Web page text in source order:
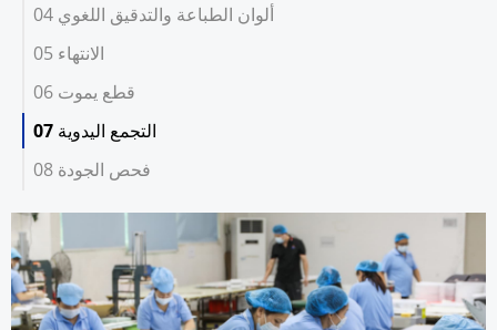
04 ألوان الطباعة والتدقيق اللغوي
05 الانتهاء
06 قطع يموت
07 التجمع اليدوية
08 فحص الجودة